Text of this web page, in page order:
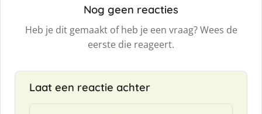
Nog geen reacties
Heb je dit gemaakt of heb je een vraag? Wees de
eerste die reageert.
Laat een reactie achter